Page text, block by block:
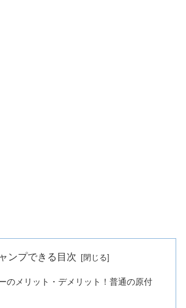
ンプできる目次
のメリット・デメリット！普通の原付